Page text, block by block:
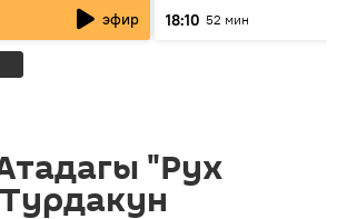
эфир
18:10 52 мин
"Рух